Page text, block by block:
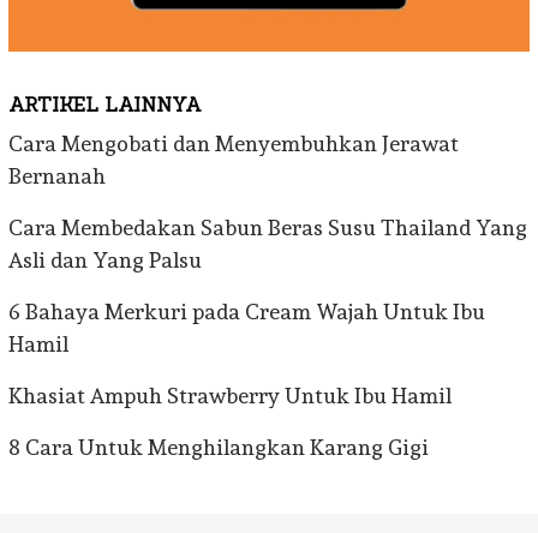
ARTIKEL LAINNYA
Cara Mengobati dan Menyembuhkan Jerawat
Bernanah
Cara Membedakan Sabun Beras Susu Thailand Yang
Asli dan Yang Palsu
6 Bahaya Merkuri pada Cream Wajah Untuk Ibu
Hamil
Khasiat Ampuh Strawberry Untuk Ibu Hamil
8 Cara Untuk Menghilangkan Karang Gigi